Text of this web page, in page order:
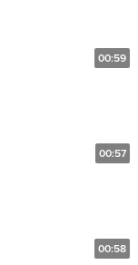
00:59
00:57
00:58